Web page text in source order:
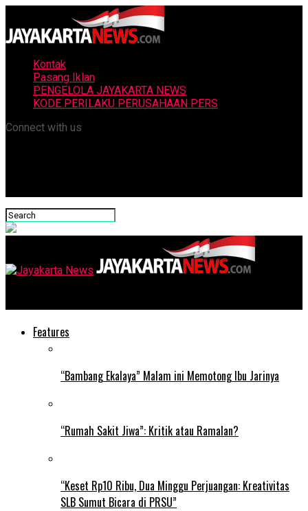
Kontak
Pasang Iklan
PENGELOLA JAYAKARTA NEWS
KODE PERILAKU PERUSAHAAN PERS
Connect with us
Features
“Bambang Ekalaya” Malam ini Memotong Ibu Jarinya
“Rumah Sakit Jiwa”: Kritik atau Ramalan?
“Keset Rp10 Ribu, Dua Minggu Perjuangan: Kreativitas
SLB Sumut Bicara di PRSU”